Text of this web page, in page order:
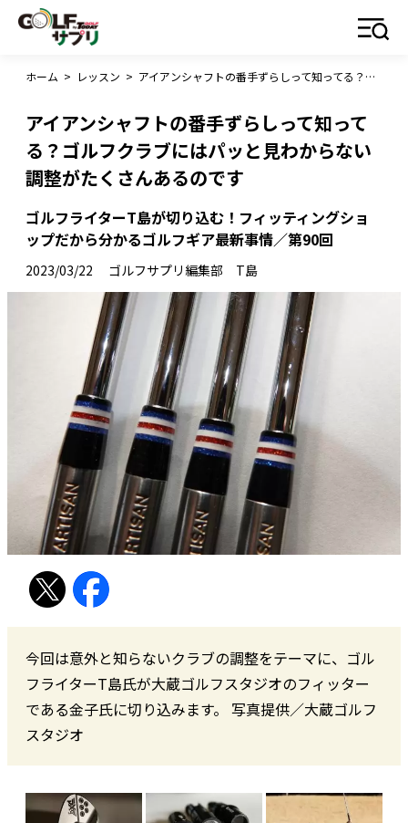
ホーム > レッスン > アイアンシャフトの番手ずらしって知ってる？ゴルフクラブにはパッと見わからない調整がたくさんあるのです
アイアンシャフトの番手ずらしって知って
る？ゴルフクラブにはパッと見わからない
調整がたくさんあるのです
ゴルフライターT島が切り込む！フィッティングショ
ップだから分かるゴルフギア最新事情／第90回
2023/03/22 ゴルフサプリ編集部 T島
今回は意外と知らないクラブの調整をテーマに、ゴル
フライターT島氏が大蔵ゴルフスタジオのフィッター
である金子氏に切り込みます。 写真提供／大蔵ゴルフ
スタジオ